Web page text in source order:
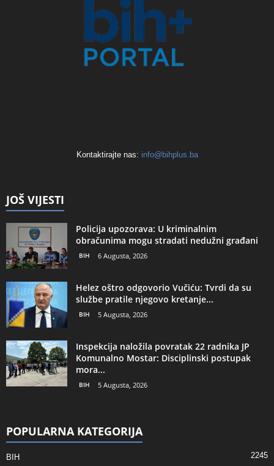
Kontaktirajte nas: info@bihplus.ba
JOŠ VIJESTI
Policija upozorava: U kriminalnim
obračunima mogu stradati nedužni građani
BIH 6 Augusta, 2026
Helez oštro odgovorio Vučiću: Tvrdi da su
službe pratile njegovo kretanje...
BIH 5 Augusta, 2026
Inspekcija naložila povratak 22 radnika JP
Komunalno Mostar: Disciplinski postupak
mora...
BIH 5 Augusta, 2026
POPULARNA KATEGORIJA
BIH 2245